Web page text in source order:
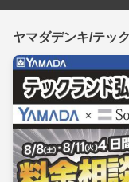
ヤマダデンキ/テッ